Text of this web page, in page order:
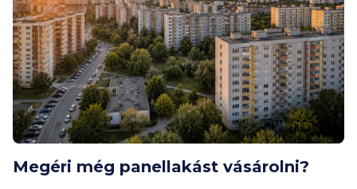
Megéri még panellakást vásárolni?